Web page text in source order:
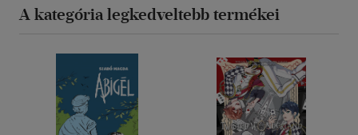
A kategória legkedveltebb termékei